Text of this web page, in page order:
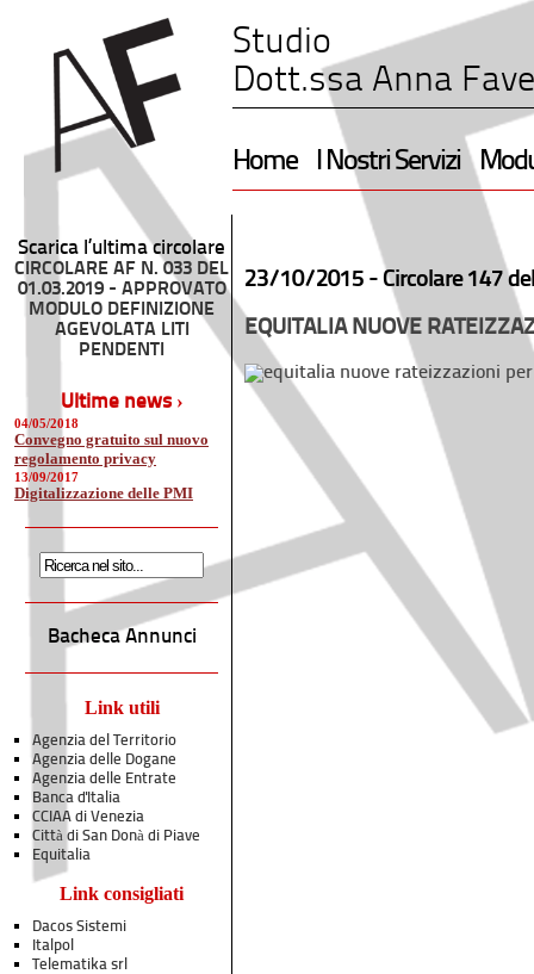
Studio
Dott.ssa Anna
Home I Nostri Servizi
Scarica l’ultima circolare
CIRCOLARE AF N. 033 DEL
01.03.2019 - APPROVATO
MODULO DEFINIZIONE
AGEVOLATA LITI
PENDENTI
Ultime news ›
04/05/2018
Convegno gratuito sul nuovo
regolamento privacy
13/09/2017
Digitalizzazione delle PMI
Bacheca Annunci
Link utili
Agenzia del Territorio
Agenzia delle Dogane
Agenzia delle Entrate
Banca d'Italia
CCIAA di Venezia
Città di San Donà di Piave
Equitalia
Link consigliati
Dacos Sistemi
Italpol
Telematika srl
23/10/2015 - Circolare 147
EQUITALIA NUOVE